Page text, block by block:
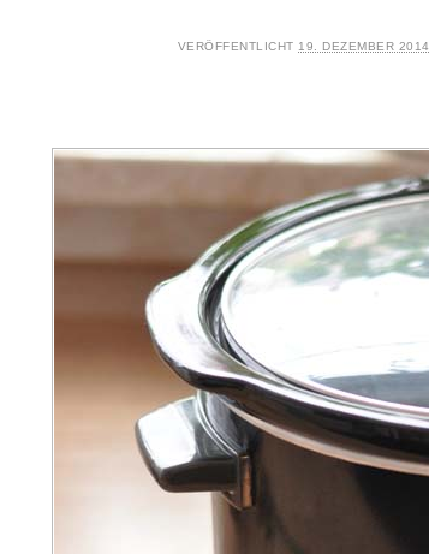
VERÖFFENTLICHT 19. DEZEMBER 2014